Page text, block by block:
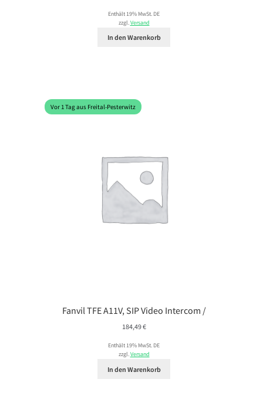
Enthält 19% MwSt. DE
zzgl.Versand
In den Warenkorb
Vor 1 Tag aus Freital-Pesterwitz
Fanvil TFE A11V, SIP Video Intercom /
184,49€
Enthält 19% MwSt. DE
zzgl.Versand
In den Warenkorb